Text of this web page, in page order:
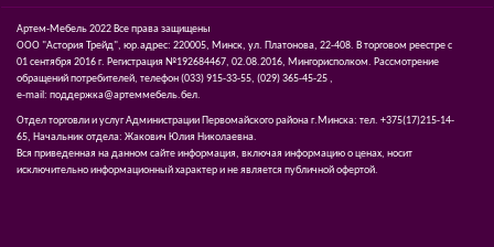
Артем-Мебель 2022 Все права защищены
ООО "Астория Трейд", юр.адрес: 220005, Минск, ул. Платонова, 22-408. В торговом реестре с
01 сентября 2016 г. Регистрация №192684467, 02.08.2016, Мингорисполком. Рассмотрение
обращений потребителей, телефон(033)915-33-55, (029)365-45-25 ,
e-mail: поддержка@артеммебель.бел.
Отдел торговли и услуг Администрации Первомайского района г.Минска: тел. +375(17)215-14-
65, Начальник отдела: Жакович Юлия Николаевна.
Вся приведенная на данном сайте информация, включая информацию о ценах, носит
исключительно информационный характер и не является публичной офертой.